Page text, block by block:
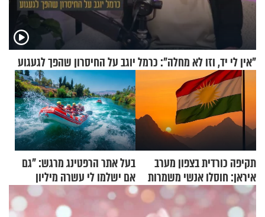
"אין לי יד, וזו לא מחלה": כרמל יוגב על החיסרון שהפך לגעגוע
תקיפה כורדית בצפון מערב
איראן: חוסלו אנשי משמרות
המהפכה
בעל אתר הרפטינג מרגש: "גם
אם ישלמו לי עשרה מיליון
שקלים - לא אפתח בשבת"